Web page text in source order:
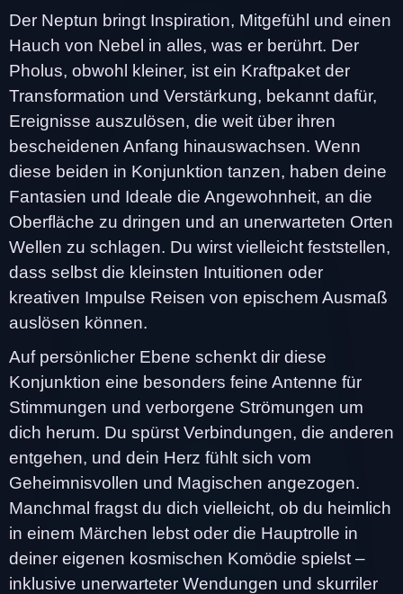
Der Neptun bringt Inspiration, Mitgefühl und einen
Hauch von Nebel in alles, was er berührt. Der
Pholus, obwohl kleiner, ist ein Kraftpaket der
Transformation und Verstärkung, bekannt dafür,
Ereignisse auszulösen, die weit über ihren
bescheidenen Anfang hinauswachsen. Wenn
diese beiden in Konjunktion tanzen, haben deine
Fantasien und Ideale die Angewohnheit, an die
Oberfläche zu dringen und an unerwarteten Orten
Wellen zu schlagen. Du wirst vielleicht feststellen,
dass selbst die kleinsten Intuitionen oder
kreativen Impulse Reisen von epischem Ausmaß
auslösen können.
Auf persönlicher Ebene schenkt dir diese
Konjunktion eine besonders feine Antenne für
Stimmungen und verborgene Strömungen um
dich herum. Du spürst Verbindungen, die anderen
entgehen, und dein Herz fühlt sich vom
Geheimnisvollen und Magischen angezogen.
Manchmal fragst du dich vielleicht, ob du heimlich
in einem Märchen lebst oder die Hauptrolle in
deiner eigenen kosmischen Komödie spielst –
inklusive unerwarteter Wendungen und skurriler